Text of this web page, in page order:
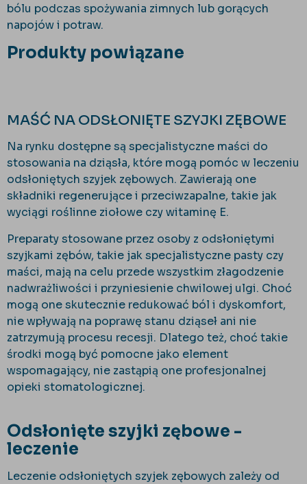
bólu podczas spożywania zimnych lub gorących
napojów i potraw.
Produkty powiązane
MAŚĆ NA ODSŁONIĘTE SZYJKI ZĘBOWE
Na rynku dostępne są specjalistyczne maści do
stosowania na dziąsła, które mogą pomóc w leczeniu
odsłoniętych szyjek zębowych. Zawierają one
składniki regenerujące i przeciwzapalne, takie jak
wyciągi roślinne ziołowe czy witaminę E.
Preparaty stosowane przez osoby z odsłoniętymi
szyjkami zębów, takie jak specjalistyczne pasty czy
maści, mają na celu przede wszystkim złagodzenie
nadwrażliwości i przyniesienie chwilowej ulgi. Choć
mogą one skutecznie redukować ból i dyskomfort,
nie wpływają na poprawę stanu dziąseł ani nie
zatrzymują procesu recesji. Dlatego też, choć takie
środki mogą być pomocne jako element
wspomagający, nie zastąpią one profesjonalnej
opieki stomatologicznej.
Odsłonięte szyjki zębowe -
leczenie
Leczenie odsłoniętych szyjek zębowych zależy od